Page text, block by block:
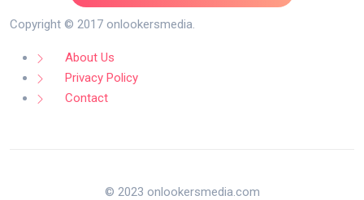
Copyright © 2017 onlookersmedia.
About Us
Privacy Policy
Contact
© 2023 onlookersmedia.com